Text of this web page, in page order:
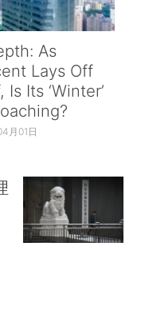
As
Lays Off
Is Its ‘Winter’
月01日